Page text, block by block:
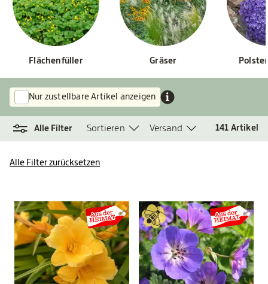
Flächenfüller Gräser
Nur zustellbare Artikel anzeigen
Alle Filter Sortieren Versand 141 Artikel
Alle Filter zurücksetzen